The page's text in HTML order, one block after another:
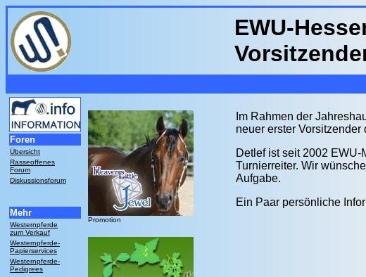
EWU-
Foren
Übersicht
Rasseoffenes
Forum
Diskussionsforum
Mehr
Westernpferde
zum Verkauf
Westernpferde-
Papierservices
Westernpferde-
Pedigrees
Promotion
Im Rahmen der
neuer erster
Detlef ist seit 2002
Turnierreiter. Wir
Aufgabe.
Ein Paar persönliche